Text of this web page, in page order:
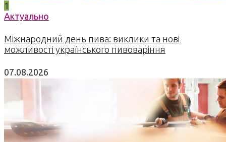
1
Актуально
Міжнародний день пива: виклики та нові
можливості українського пивоваріння
07.08.2026